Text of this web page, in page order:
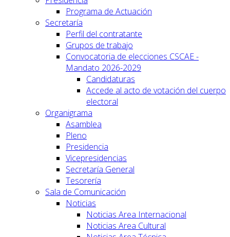
Programa de Actuación
Secretaría
Perfil del contratante
Grupos de trabajo
Convocatoria de elecciones CSCAE -
Mandato 2026-2029
Candidaturas
Accede al acto de votación del cuerpo
electoral
Organigrama
Asamblea
Pleno
Presidencia
Vicepresidencias
Secretaría General
Tesorería
Sala de Comunicación
Noticias
Noticias Area Internacional
Noticias Area Cultural